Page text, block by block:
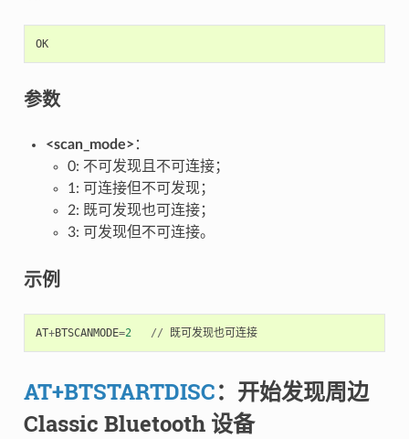
OK
参数
<scan_mode> ：
0: 不可发现且不可连接；
1: 可连接但不可发现；
2: 既可发现也可连接；
3: 可发现但不可连接。
示例
AT+BTSCANMODE=2 // 既可发现也可连接
AT+BTSTARTDISC：开始发现周边
Classic Bluetooth 设备